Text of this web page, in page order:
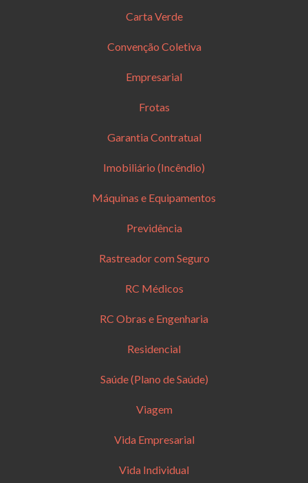
Carta Verde
Convenção Coletiva
Empresarial
Frotas
Garantia Contratual
Imobiliário (Incêndio)
Máquinas e Equipamentos
Previdência
Rastreador com Seguro
RC Médicos
RC Obras e Engenharia
Residencial
Saúde (Plano de Saúde)
Viagem
Vida Empresarial
Vida Individual